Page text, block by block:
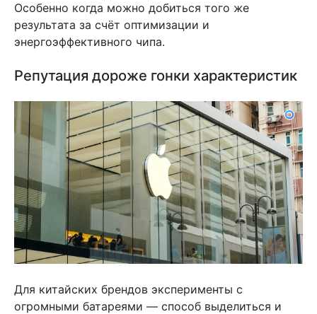
Особенно когда можно добиться того же
результата за счёт оптимизации и
энергоэффективного чипа.
Репутация дороже гонки характеристик
Для китайских брендов эксперименты с
огромными батареями — способ выделиться и